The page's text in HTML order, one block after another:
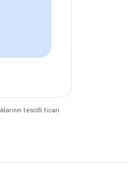
tescilli ticari